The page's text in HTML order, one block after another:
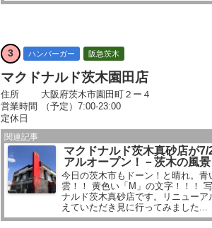
3 ハンバーガー 阪急茨木
マクドナルド茨木園田店
住所
大阪府茨木市園田町２ー４
営業時間
（予定）7:00-23:00
定休日
関連記事
マクドナルド茨木真砂店が7/
アルオープン！－茨木の風景
今日の茨木市もドーン！と晴れ。青
雲！！ 黄色い「M」の文字！！！
ナルド茨木真砂店です。リニューア
えていただき見に行ってみました...